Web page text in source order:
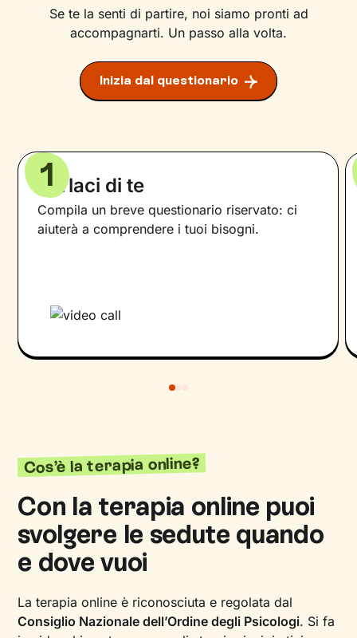
Se te la senti di partire, noi siamo pronti ad
accompagnarti. Un passo alla volta.
Inizia dal questionario
Parlaci di te
Compila un breve questionario riservato: ci
aiuterà a comprendere i tuoi bisogni.
1
Cos’è la terapia online?
Con la terapia online puoi
svolgere le sedute quando
e dove vuoi
La terapia online è riconosciuta e regolata dal
Consiglio Nazionale dell’Ordine degli Psicologi. Si fa